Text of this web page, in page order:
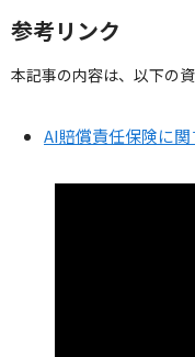
参考リンク
本記事の内容は、以下の
AI賠償責任保険に関